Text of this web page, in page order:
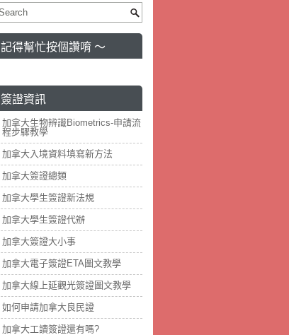
記得幫忙按個讚唷 ～
簽證資訊
加拿大生物辨識Biometrics-申請流
程步驟教學
加拿大入境資料填寫新方法
加拿大簽證總類
加拿大學生簽證新法規
加拿大學生簽證代辦
加拿大簽證大小事
加拿大電子簽證ETA圖文教學
加拿大線上延觀光簽證圖文教學
如何申請加拿大良民證
加拿大工讀簽證還有嗎?